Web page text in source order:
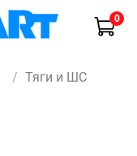
0
Тяги и ШС